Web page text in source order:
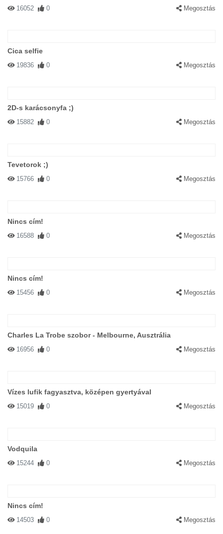
16052 0 Megosztás
Cica selfie
19836 0 Megosztás
2D-s karácsonyfa ;)
15882 0 Megosztás
Tevetorok ;)
15766 0 Megosztás
Nincs cím!
16588 0 Megosztás
Nincs cím!
15456 0 Megosztás
Charles La Trobe szobor - Melbourne, Ausztrália
16956 0 Megosztás
Vízes lufik fagyasztva, középen gyertyával
15019 0 Megosztás
Vodquila
15244 0 Megosztás
Nincs cím!
14503 0 Megosztás